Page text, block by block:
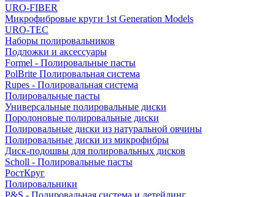
URO-FIBER
Микрофибровые круги 1st Generation Models
URO-TEC
Наборы полировальников
Подложки и аксессуары
Formel - Полировальные пасты
PolBrite Полировальная система
Rupes - Полировальная система
Полировальные пасты
Универсальные полировальные диски
Поролоновые полировальные диски
Полировальные диски из натуральной овчины
Полировальные диски из микрофибры
Диск-подошвы для полировальных дисков
Scholl - Полировальные пасты
РостКруг
Полировальники
P&S - Полировальная система и детейлинг